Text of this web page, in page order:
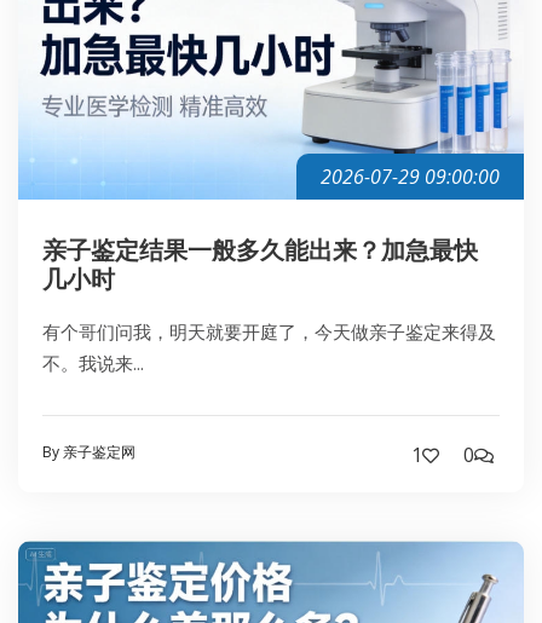
2026-07-29 09:00:00
亲子鉴定结果一般多久能出来？加急最快
几小时
有个哥们问我，明天就要开庭了，今天做亲子鉴定来得及
不。我说来...
By 亲子鉴定网 1 0